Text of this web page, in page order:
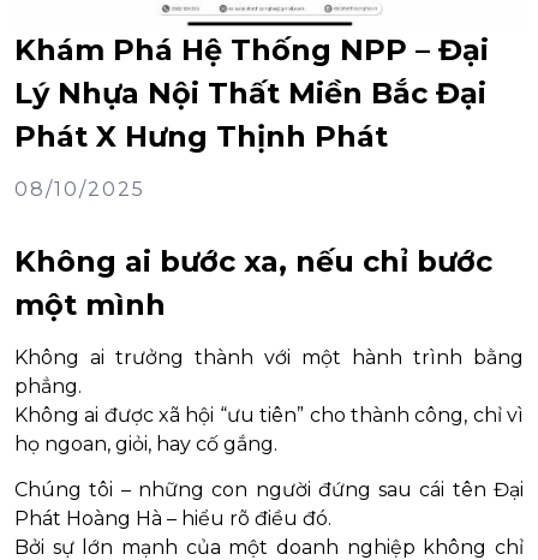
Khám Phá Hệ Thống NPP – Đại
Lý Nhựa Nội Thất Miền Bắc Đại
Phát X Hưng Thịnh Phát
08/10/2025
Không ai bước xa, nếu chỉ bước
một mình
Không ai trưởng thành với một hành trình bằng
phẳng.
Không ai được xã hội “ưu tiên” cho thành công, chỉ vì
họ ngoan, giỏi, hay cố gắng.
Chúng tôi – những con người đứng sau cái tên Đại
Phát Hoàng Hà – hiểu rõ điều đó.
Bởi sự lớn mạnh của một doanh nghiệp không chỉ